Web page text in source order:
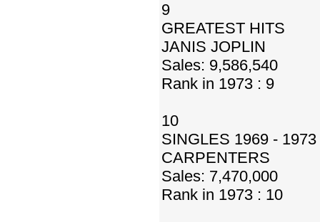
9
GREATEST HITS
JANIS JOPLIN
Sales: 9,586,540
Rank in 1973 : 9
10
SINGLES 1969 - 1973
CARPENTERS
Sales: 7,470,000
Rank in 1973 : 10